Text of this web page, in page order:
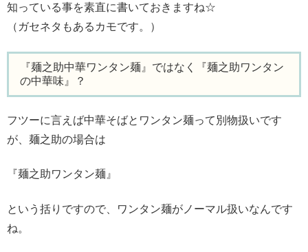
知っている事を素直に書いておきますね☆
（ガセネタもあるカモです。）
『麺之助中華ワンタン麺』ではなく『麺之助ワンタン
の中華味』？
フツーに言えば中華そばとワンタン麺って別物扱いです
が、麺之助の場合は
『麺之助ワンタン麺』
という括りですので、ワンタン麺がノーマル扱いなんです
ね。